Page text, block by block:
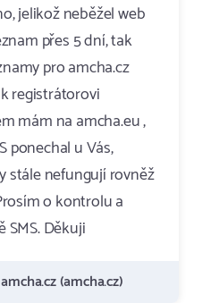
jelikož neběžel web
přes 5 dní, tak
pro amcha.cz
registrátorovi
mám na amcha.eu ,
ponechal u Vás,
stále nefungují rovněž
o kontrolu a
Děkuji
amcha.cz (amcha.cz)